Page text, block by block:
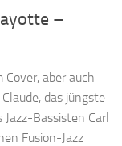
–
aber auch
das jüngste
Bassisten Carl
Fusion-Jazz